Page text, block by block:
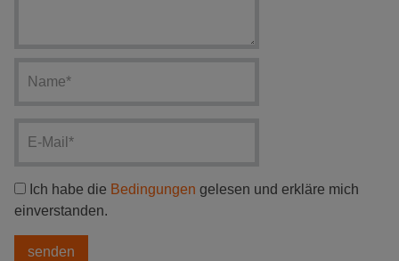
Ich habe die Bedingungen gelesen und erkläre mich
einverstanden.